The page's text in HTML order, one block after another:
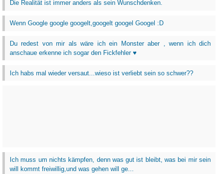
Die Realität ist immer anders als sein Wunschdenken.
Wenn Google google googelt,googelt googel Googel :D
Du redest von mir als wäre ich ein Monster aber , wenn ich dich
anschaue erkenne ich sogar den Fickfehler ♥
Ich habs mal wieder versaut...wieso ist verliebt sein so schwer??
Ich muss um nichts kämpfen, denn was gut ist bleibt, was bei mir sein
will kommt freiwillig,und was gehen will ge...